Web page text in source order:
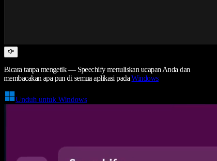
Bicara tanpa mengetik — Speechify menuliskan ucapan Anda dan
membacakan apa pun di semua aplikasi padaWindows
Unduh untuk Windows